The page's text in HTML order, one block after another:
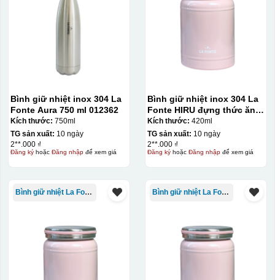
Ưu, nhược điểm của in Decal trượt nước
Độ bám dính lên bề
mặt vật liệu rất tốt,
gian
Không thể tẩy xoá
được nếu in sai,
Khó khăn trong việc
in 1 số màu: Màu
đẹp, sắc nét, không
bị lem
Bình giữ nhiệt inox 304 La
Fonte Aura 750 ml 012362
Kích thước: 750ml
TG sản xuất: 10 ngày
2**.000 ₫
Đăng kýhoặc Đăng nhậpđể xem giá
Bình giữ nhiệt inox 304 La
Fonte HIRU đựng thức ăn
420 ml – 012348
Kích thước: 420ml
TG sản xuất: 10 ngày
2**.000 ₫
Đăng kýhoặc Đăng nhậpđể xem giá
Bình giữ nhiệt La Fonte Bình giữ nhiệt La Fonte